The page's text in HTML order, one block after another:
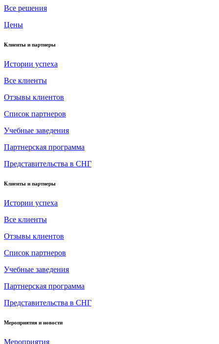
Все решения
Цены
Клиенты и партнеры
Истории успеха
Все клиенты
Отзывы клиентов
Список партнеров
Учебные заведения
Партнерская программа
Представительства в СНГ
Клиенты и партнеры
Истории успеха
Все клиенты
Отзывы клиентов
Список партнеров
Учебные заведения
Партнерская программа
Представительства в СНГ
Мероприятия и новости
Мероприятия